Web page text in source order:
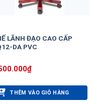
LÃNH ĐẠO CAO CẤP
DA PVC
₫
THÊM VÀO GIỎ HÀNG